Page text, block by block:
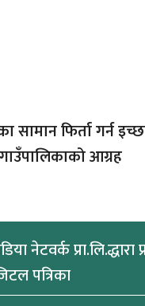
सामान फिर्ता गर्न
गाउँपालिकाको आग्रह
नेटवर्क प्रा.लि.द्धारा
पत्रिका